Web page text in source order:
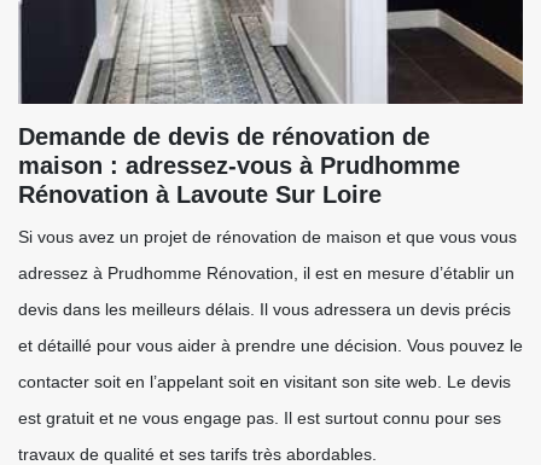
Demande de devis de rénovation de
maison : adressez-vous à Prudhomme
Rénovation à Lavoute Sur Loire
Si vous avez un projet de rénovation de maison et que vous vous
adressez à Prudhomme Rénovation, il est en mesure d’établir un
devis dans les meilleurs délais. Il vous adressera un devis précis
et détaillé pour vous aider à prendre une décision. Vous pouvez le
contacter soit en l’appelant soit en visitant son site web. Le devis
est gratuit et ne vous engage pas. Il est surtout connu pour ses
travaux de qualité et ses tarifs très abordables.